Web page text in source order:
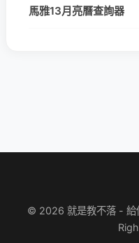
馬雅13月亮曆查詢器
© 2026 就是教不落 - 給